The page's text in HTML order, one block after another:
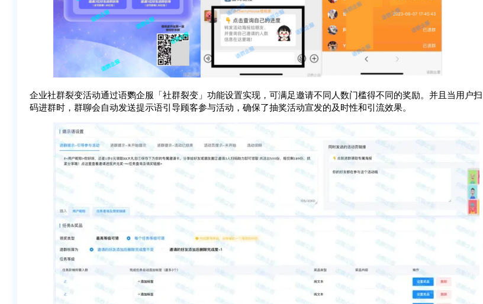
企业社群裂变活动通过语鹦企服「社群裂变」功能设置实现，可满足邀请不同人数门槛得不同的奖励。并且当用户扫
码进群时，群聊会自动发送提示语引导顾客参与活动，确保了抽奖活动宣发的及时性和引流效果。